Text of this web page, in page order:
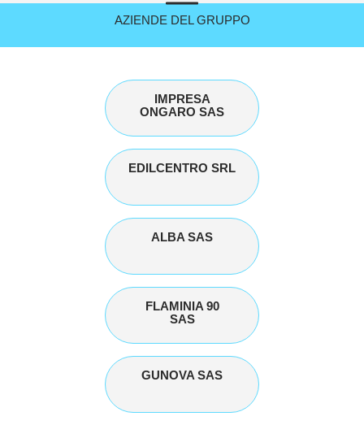
AZIENDE DEL GRUPPO
IMPRESA
ONGARO SAS
EDILCENTRO SRL
ALBA SAS
FLAMINIA 90
SAS
GUNOVA SAS